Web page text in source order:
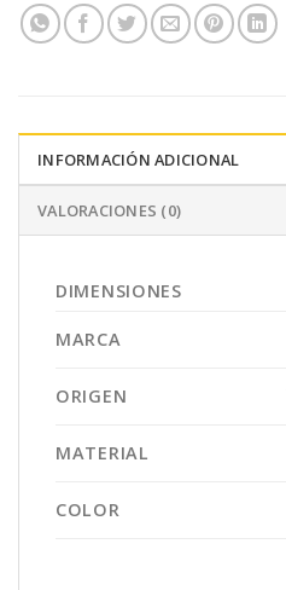
INFORMACIÓN ADICIONAL
VALORACIONES (0)
DIMENSIONES
MARCA
ORIGEN
MATERIAL
COLOR